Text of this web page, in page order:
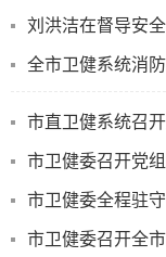
全市卫健系统消
市卫健委召开全